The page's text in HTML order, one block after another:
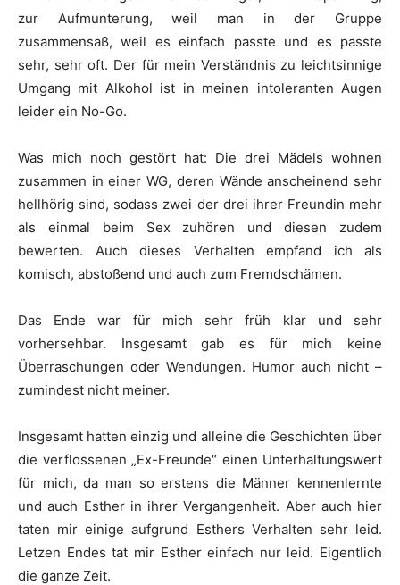
zur Aufmunterung, weil man in der Gruppe
zusammensaß, weil es einfach passte und es passte
sehr, sehr oft. Der für mein Verständnis zu leichtsinnige
Umgang mit Alkohol ist in meinen intoleranten Augen
leider ein No-Go.
Was mich noch gestört hat: Die drei Mädels wohnen
zusammen in einer WG, deren Wände anscheinend sehr
hellhörig sind, sodass zwei der drei ihrer Freundin mehr
als einmal beim Sex zuhören und diesen zudem
bewerten. Auch dieses Verhalten empfand ich als
komisch, abstoßend und auch zum Fremdschämen.
Das Ende war für mich sehr früh klar und sehr
vorhersehbar. Insgesamt gab es für mich keine
Überraschungen oder Wendungen. Humor auch nicht –
zumindest nicht meiner.
Insgesamt hatten einzig und alleine die Geschichten über
die verflossenen „Ex-Freunde“ einen Unterhaltungswert
für mich, da man so erstens die Männer kennenlernte
und auch Esther in ihrer Vergangenheit. Aber auch hier
taten mir einige aufgrund Esthers Verhalten sehr leid.
Letzen Endes tat mir Esther einfach nur leid. Eigentlich
die ganze Zeit.